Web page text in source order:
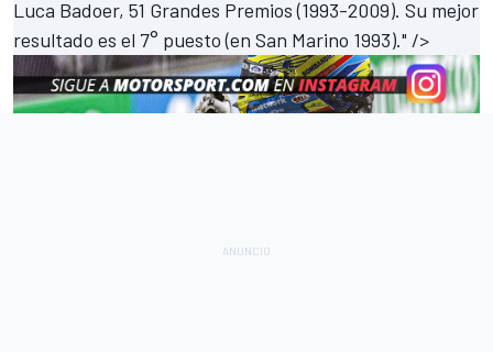
Luca Badoer, 51 Grandes Premios (1993-2009). Su mejor
resultado es el 7° puesto (en San Marino 1993)." />